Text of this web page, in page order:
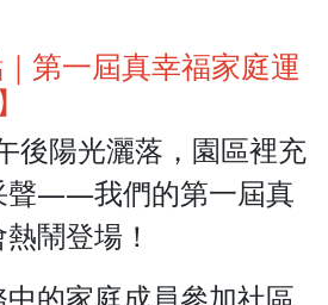
｜第一屆真幸福家庭運
後陽光灑落，園區裡充
聲——我們的第一屆真
鬧登場！